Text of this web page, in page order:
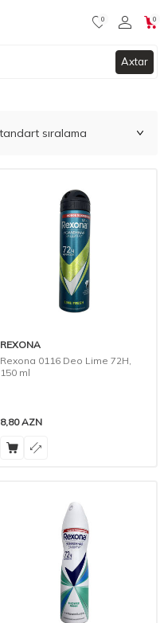
Axtar
0 0
REXONA
Rexona 0116 Deo Lime 72H,
150 ml
8,80AZN